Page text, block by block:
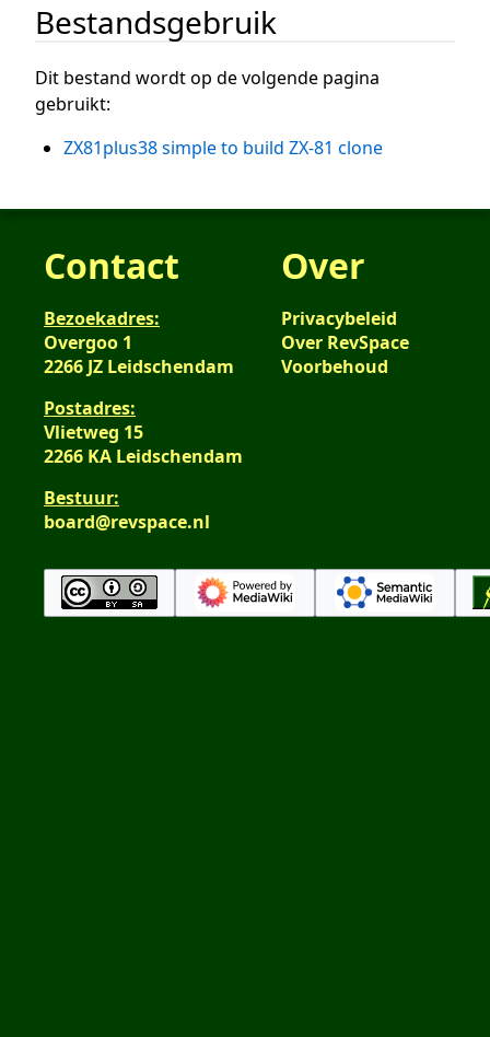
Bestandsgebruik
Dit bestand wordt op de volgende pagina
gebruikt:
ZX81plus38 simple to build ZX-81 clone
Contact
Bezoekadres:
Overgoo 1
2266 JZ Leidschendam
Postadres:
Vlietweg 15
2266 KA Leidschendam
Bestuur:
board@revspace.nl
Over
Privacybeleid
Over RevSpace
Voorbehoud